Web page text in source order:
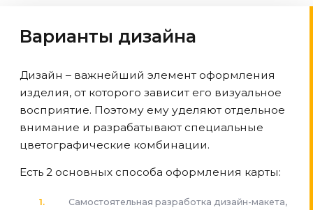
Варианты дизайна
Дизайн – важнейший элемент оформления
изделия, от которого зависит его визуальное
восприятие. Поэтому ему уделяют отдельное
внимание и разрабатывают специальные
цветографические комбинации.
Есть 2 основных способа оформления карты:
Самостоятельная разработка дизайн-макета,